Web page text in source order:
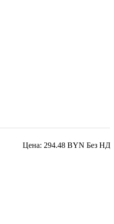
Цена: 294.48 BYN Без